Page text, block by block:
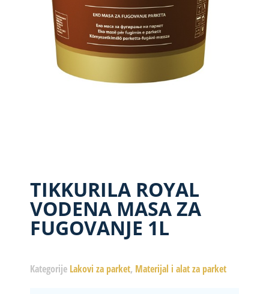
TIKKURILA ROYAL
VODENA MASA ZA
FUGOVANJE 1L
Kategorije Lakovi za parket, Materijal i alat za parket